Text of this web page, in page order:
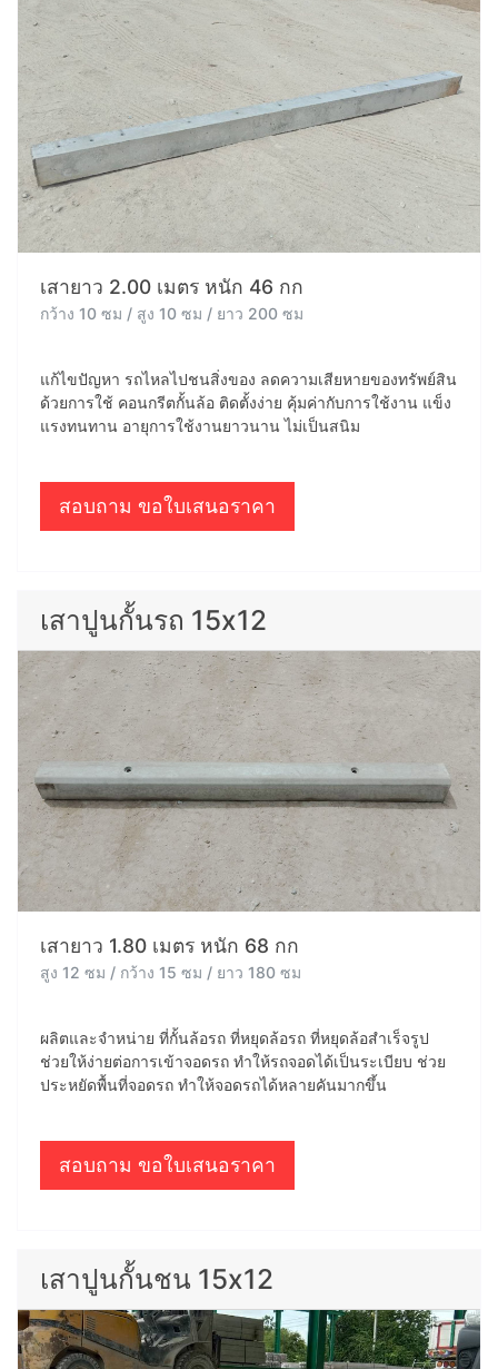
เสายาว 2.00 เมตร หนัก 46 กก
กว้าง 10 ซม / สูง 10 ซม / ยาว 200 ซม
แก้ไขปัญหา รถไหลไปชนสิ่งของ ลดความเสียหายของทรัพย์สิน
ด้วยการใช้ คอนกรีตกั้นล้อ ติดตั้งง่าย คุ้มค่ากับการใช้งาน แข็ง
แรงทนทาน อายุการใช้งานยาวนาน ไม่เป็นสนิม
สอบถาม ขอใบเสนอราคา
เสาปูนกั้นรถ 15x12
เสายาว 1.80 เมตร หนัก 68 กก
สูง 12 ซม / กว้าง 15 ซม / ยาว 180 ซม
ผลิตและจำหน่าย ที่กั้นล้อรถ ที่หยุดล้อรถ ที่หยุดล้อสำเร็จรูป
ช่วยให้ง่ายต่อการเข้าจอดรถ ทำให้รถจอดได้เป็นระเบียบ ช่วย
ประหยัดพื้นที่จอดรถ ทำให้จอดรถได้หลายคันมากขึ้น
สอบถาม ขอใบเสนอราคา
เสาปูนกั้นชน 15x12